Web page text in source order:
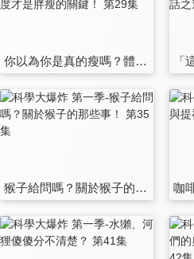
你以為你是真的瘦嗎？體脂率、肌肉密度才是胖瘦的關鍵！ 第29集
猴子給問嗎？關於猴子的那些事！ 第35集